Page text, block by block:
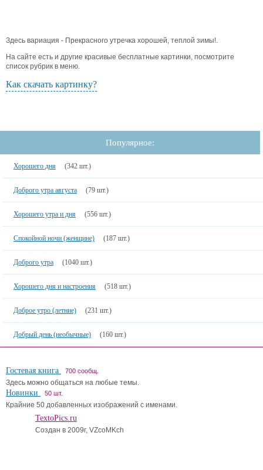
Здесь вариация - Прекрасного утречка хорошей, теплой зимы!.
На сайте есть и другие красивые бесплатные картинки, посмотрите
список рубрик в меню.
Как скачать картинку?
Популярное:
Хорошего дня (342 шт.)
Доброго утра августа (79 шт.)
Хорошего утра и дня (556 шт.)
Спокойной ночи (женщине) (187 шт.)
Доброго утра (1040 шт.)
Хорошего дня и настроения (518 шт.)
Доброе утро (летние) (231 шт.)
Добрый день (необычные) (160 шт.)
Гостевая книга 700 сообщ.
Здесь можно общаться на любые темы.
Новинки 50 шт.
Крайние 50 добавленных изображений с именами.
TextoPics.ru
Создан в 2009г, VZcoMKch